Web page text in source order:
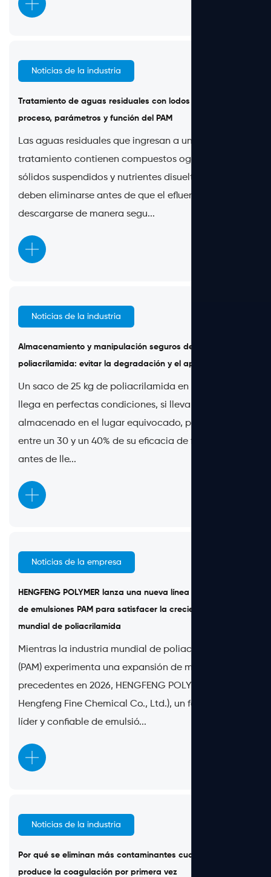
Noticias de la industria
Tratamiento de aguas residuales con lodos activados:
proceso, parámetros y función del PAM
Las aguas residuales que ingresan a una planta de
tratamiento contienen compuestos ogánicos,
sólidos suspendidos y nutrientes disueltos que
deben eliminarse antes de que el efluente pueda
descargarse de manera segu...
Noticias de la industria
Almacenamiento y manipulación seguros de
poliacrilamida: evitar la degradación y el apelmazamiento
Un saco de 25 kg de poliacrilamida en polvo que
llega en perfectas condiciones, si lleva dos meses
almacenado en el lugar equivocado, puede perder
entre un 30 y un 40% de su eficacia de floculación
antes de lle...
Noticias de la empresa
HENGFENG POLYMER lanza una nueva línea de producción
de emulsiones PAM para satisfacer la creciente demanda
mundial de poliacrilamida
Mientras la industria mundial de poliacrilamida
(PAM) experimenta una expansión de mercado sin
precedentes en 2026, HENGFENG POLYMER (Jiangsu
Hengfeng Fine Chemical Co., Ltd.), un fabricante
líder y confiable de emulsió...
Noticias de la industria
Por qué se eliminan más contaminantes cuando se
produce la coagulación por primera vez